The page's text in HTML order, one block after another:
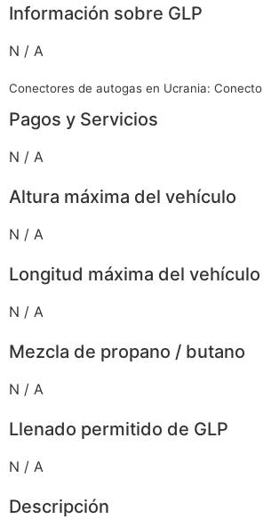
Información sobre GLP
N / A
Conectores de autogas en Ucrania:
Pagos y Servicios
N / A
Altura máxima del vehículo
N / A
Longitud máxima del vehículo
N / A
Mezcla de propano / butano
N / A
Llenado permitido de GLP
N / A
Descripción